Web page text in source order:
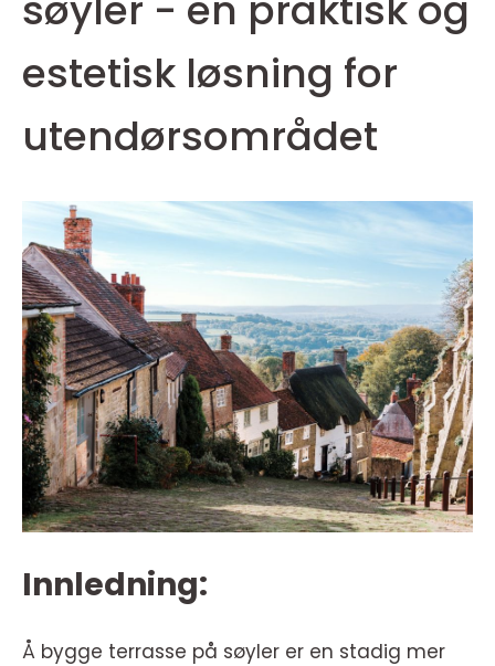
estetisk løsning for
utendørsområdet
Innledning:
Å bygge terrasse på søyler er en stadig mer